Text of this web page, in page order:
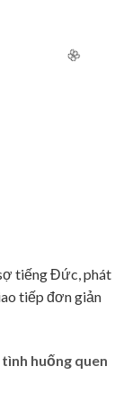
tiếng Đức, phát
tiếp đơn giản
huống quen